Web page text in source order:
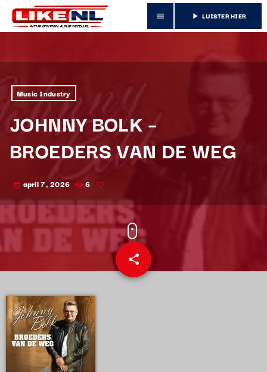
menu play_arrow LUISTER HIER
Music Industry
JOHNNY BOLK –
BROEDERS VAN DE WEG
today april 7, 2026 6
share
email